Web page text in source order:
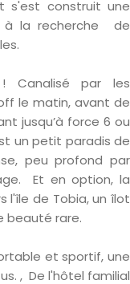
s'est construit une
à la recherche de
Canalisé par les
le matin, avant de
jusqu’à force 6 ou
un petit paradis de
peu profond par
Et en option, la
l'île de Tobia, un îlot
beauté rare.
et sportif, une
, De l'hôtel familial